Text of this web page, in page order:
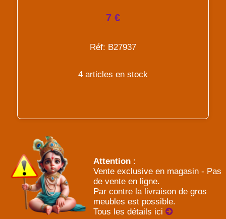
7 €
Réf: B27937
4 articles en stock
Attention :
Vente exclusive en magasin - Pas
de vente en ligne.
Par contre la livraison de gros
meubles est possible.
Tous les détails ici